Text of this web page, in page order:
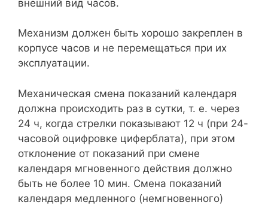
внешний вид часов.
Механизм должен быть хорошо закреплен в
корпусе часов и не перемещаться при их
эксплуатации.
Механическая смена показаний календаря
должна происходить раз в сутки, т. е. через
24 ч, когда стрелки показывают 12 ч (при 24-
часовой оцифровке циферблата), при этом
отклонение от показаний при смене
календаря мгновенного действия должно
быть не более 10 мин. Смена показаний
календаря медленного (немгновенного)